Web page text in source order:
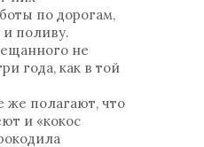
по дорогам,
и поливу.
не
года, как в той
же полагают, что
и «кокос